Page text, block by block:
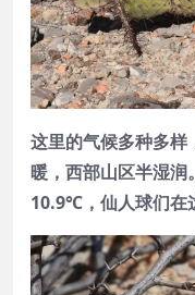
这里的气候多种多样
暖，西部山区半湿
10.9℃，仙人球们在